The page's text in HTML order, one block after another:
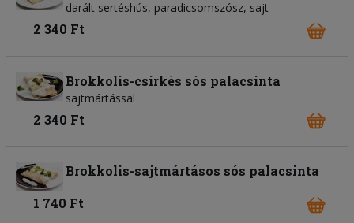
darált sertéshús, paradicsomszósz, sajt
2 340 Ft
Brokkolis-csirkés sós palacsinta
sajtmártással
2 340 Ft
Brokkolis-sajtmártásos sós palacsinta
1 740 Ft